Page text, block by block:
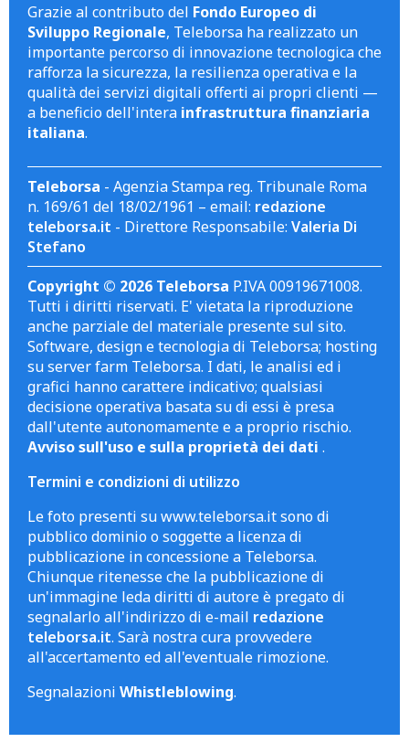
Grazie al contributo del Fondo Europeo di
Sviluppo Regionale, Teleborsa ha realizzato un
importante percorso di innovazione tecnologica che
rafforza la sicurezza, la resilienza operativa e la
qualità dei servizi digitali offerti ai propri clienti —
a beneficio dell'intera infrastruttura finanziaria
italiana.
Teleborsa - Agenzia Stampa reg. Tribunale Roma
n. 169/61 del 18/02/1961 – email: redazione
teleborsa.it - Direttore Responsabile: Valeria Di
Stefano
Copyright © 2026 Teleborsa P.IVA 00919671008.
Tutti i diritti riservati. E' vietata la riproduzione
anche parziale del materiale presente sul sito.
Software, design e tecnologia di Teleborsa; hosting
su server farm Teleborsa. I dati, le analisi ed i
grafici hanno carattere indicativo; qualsiasi
decisione operativa basata su di essi è presa
dall'utente autonomamente e a proprio rischio.
Avviso sull'uso e sulla proprietà dei dati .
Termini e condizioni di utilizzo
Le foto presenti su www.teleborsa.it sono di
pubblico dominio o soggette a licenza di
pubblicazione in concessione a Teleborsa.
Chiunque ritenesse che la pubblicazione di
un'immagine leda diritti di autore è pregato di
segnalarlo all'indirizzo di e-mail redazione
teleborsa.it. Sarà nostra cura provvedere
all'accertamento ed all'eventuale rimozione.
Segnalazioni Whistleblowing.